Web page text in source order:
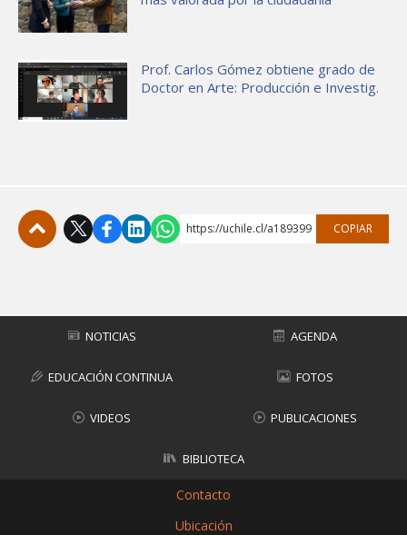
Prof. Carlos Gómez obtiene grado de
Doctor en Arte: Producción e Investig.
https://uchile.cl/a189399 COPIAR
NOTICIAS AGENDA
EDUCACIÓN CONTINUA FOTOS
VIDEOS PUBLICACIONES
BIBLIOTECA
Contacto
Ubicación